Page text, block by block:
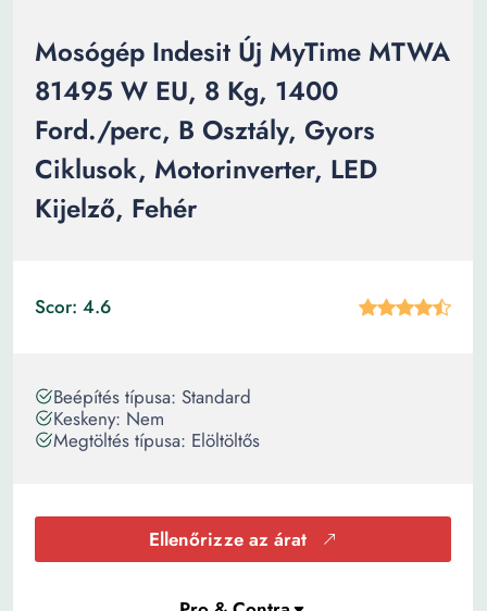
Mosógép Indesit Új MyTime MTWA
81495 W EU, 8 Kg, 1400
Ford./perc, B Osztály, Gyors
Ciklusok, Motorinverter, LED
Kijelző, Fehér
Scor: 4.6
Beépítés típusa: Standard
Keskeny: Nem
Megtöltés típusa: Elöltöltős
Ellenőrizze az árat